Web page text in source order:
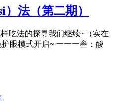
）法（第二期）
吃法的探寻我们继续~（实在
眼模式开启~ 一一一叁：酸